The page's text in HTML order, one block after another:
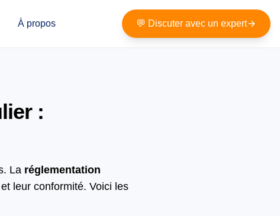
À propos 💬 Discuter avec un expert
:
La réglementation
leur conformité. Voici les